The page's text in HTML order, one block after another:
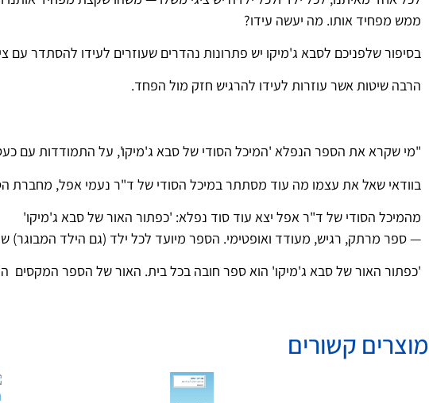
ממש מפחיד אותו. מה יעשה עידו?
בסיפור שלפניכם לסבא ג'מיקו יש פתרונות נהדרים שעוזרים לעידו להסתדר עם
הרבה שיטות אשר עוזרות לעידו להרגיש חזק מול הפחד.
"מי שקראאת הספר הנפלא 'המיכל הסודי שלסבא ג'מיקו', על התמודדות עם
בוודאי שאל את עצמו מה עוד מסתתר במיכל הסודי של ד"ר נעמי אפל, מחברת
מהמיכל הסודי של ד"ראפל יצא עוד סוד נפלא: 'כפתור האורשלסבא ג'מיקו'
—ספר מרתק, רגיש, מעודד ואופטימי. הספר מיועד לכל ילד (גם הילד המבוגר)
'כפתור האורשלסבא ג'מיקו' הואספר חובה בכלבית. האורשל הספר המקסים
מוצרים קשורים